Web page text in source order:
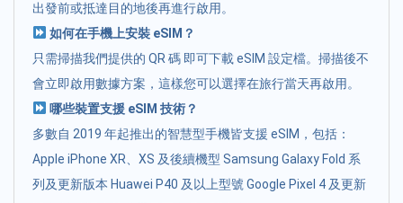
出發前或抵達目的地後再進行啟用。
如何在手機上安裝 eSIM？
只需掃描我們提供的 QR 碼 即可下載 eSIM 設定檔。掃描後不
會立即啟用數據方案，這樣您可以選擇在旅行當天再啟用。
哪些裝置支援 eSIM 技術？
多數自 2019 年起推出的智慧型手機皆支援 eSIM，包括：
Apple iPhone XR、XS 及後續機型 Samsung Galaxy Fold 系
列及更新版本 Huawei P40 及以上型號 Google Pixel 4 及更新